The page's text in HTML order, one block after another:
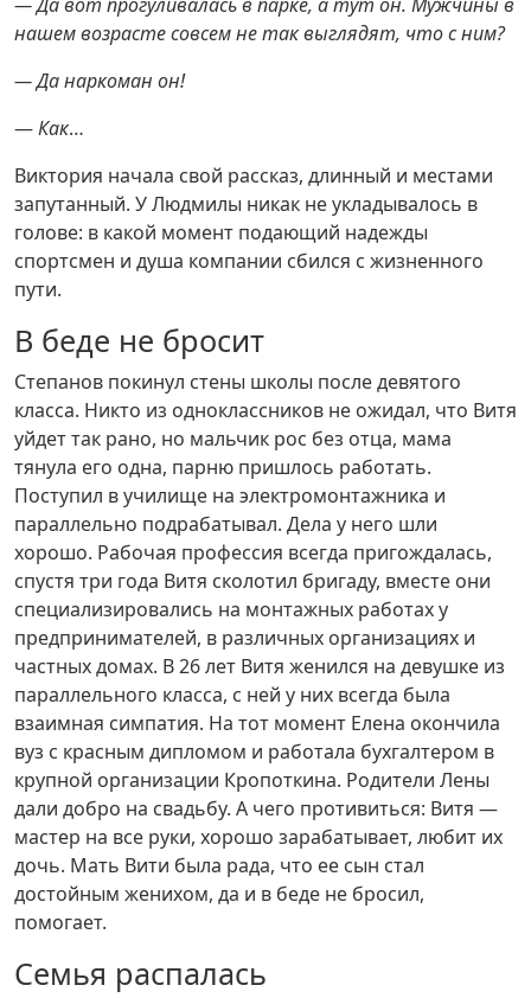
нашем возрасте совсем не так выглядят, что с ним?
— Да наркоман он!
—Как…
Виктория начала свой рассказ, длинный и местами
запутанный. У Людмилы никак не укладывалось в
голове: в какой момент подающий надежды
спортсмен и душа компании сбился с жизненного
пути.
В беде не бросит
Степанов покинул стены школы после девятого
класса. Никто из одноклассников не ожидал, что Витя
уйдет так рано, но мальчик рос без отца, мама
тянула его одна, парню пришлось работать.
Поступил в училище на электромонтажника и
параллельно подрабатывал. Дела у него шли
хорошо. Рабочая профессия всегда пригождалась,
спустя три года Витя сколотил бригаду, вместе они
специализировались на монтажных работах у
предпринимателей, в различных организациях и
частных домах. В 26 лет Витя женился на девушке из
параллельного класса, с ней у них всегда была
взаимная симпатия. На тот момент Елена окончила
вуз с красным дипломом и работала бухгалтером в
крупной организации Кропоткина. Родители Лены
дали добро на свадьбу. А чего противиться: Витя —
мастер на все руки, хорошо зарабатывает, любит их
дочь. Мать Вити была рада, что ее сын стал
достойным женихом, да и в беде не бросил,
помогает.
Семья распалась